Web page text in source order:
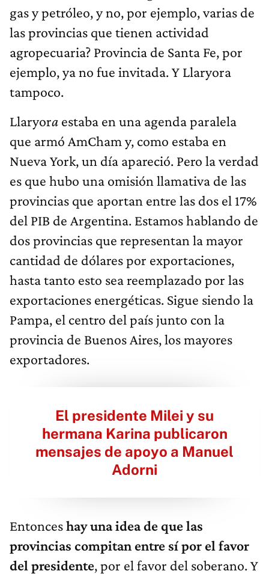
gas y petróleo, y no, por ejemplo, varias de
las provincias que tienen actividad
agropecuaria? Provincia de Santa Fe, por
ejemplo, ya no fue invitada. Y Llaryora
tampoco.
Llaryora estaba en una agenda paralela
que armó AmCham y, como estaba en
Nueva York, un día apareció. Pero la verdad
es que hubo una omisión llamativa de las
provincias que aportan entre las dos el 17%
del PIB de Argentina. Estamos hablando de
dos provincias que representan la mayor
cantidad de dólares por exportaciones,
hasta tanto esto sea reemplazado por las
exportaciones energéticas. Sigue siendo la
Pampa, el centro del país junto con la
provincia de Buenos Aires, los mayores
exportadores.
El presidente Milei y su
hermana Karina publicaron
mensajes de apoyo a Manuel
Adorni
Entonceshay una idea de que las
provincias compitan entre sí por el favor
del presidente, por el favor del soberano. Y